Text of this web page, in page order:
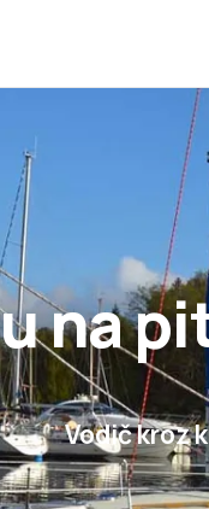
na
Vodič kroz